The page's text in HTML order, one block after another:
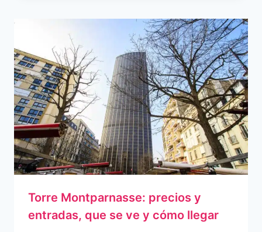
Torre Montparnasse: precios y
entradas, que se ve y cómo llegar